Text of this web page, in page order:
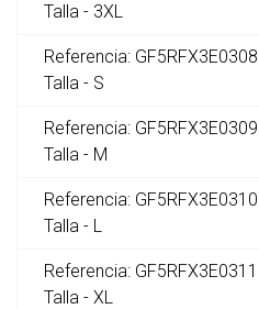
Talla - 3XL
Referencia: GF5RFX3E0308
Talla - S
Referencia: GF5RFX3E0309
Talla - M
Referencia: GF5RFX3E0310
Talla - L
Referencia: GF5RFX3E0311
Talla - XL